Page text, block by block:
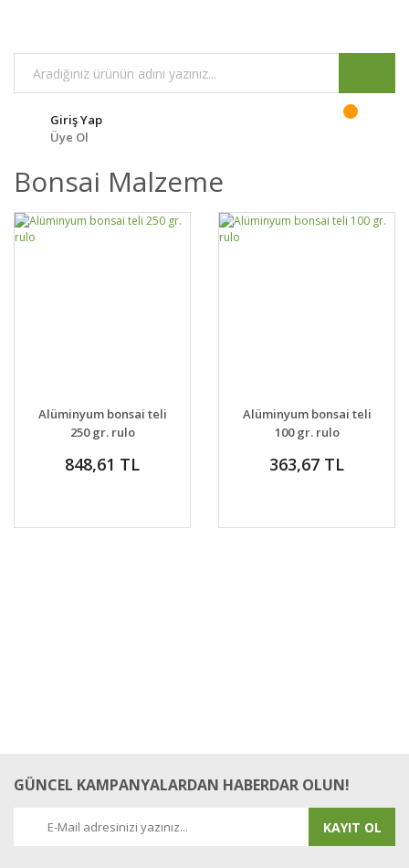
Giriş Yap
Üye Ol
Bonsai Malzeme
DETAYLAR SEPETE EKLE
Alüminyum bonsai teli
250 gr. rulo
848,61 TL
DETAYLAR SEPETE EKLE
Alüminyum bonsai teli
100 gr. rulo
363,67 TL
GÜNCEL KAMPANYALARDAN HABERDAR OLUN!
KAYIT OL